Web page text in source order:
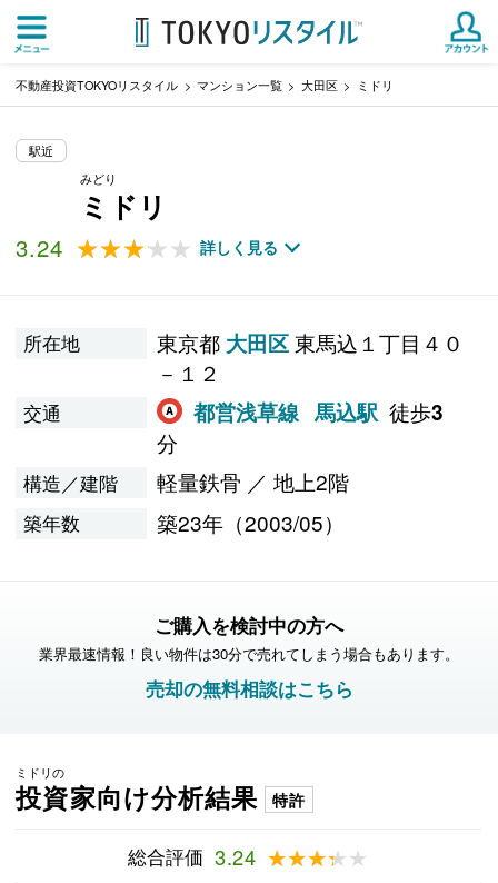
不動産投資TOKYOリスタイル マンション一覧 大田区 ミドリ
駅近
みどり
ミドリ
3.24 ★★★★★
★★★★★ 詳しく見る
所在地 東京都 大田区東馬込１丁目４０
－１２
交通 都営浅草線 馬込駅 徒歩3
分
構造／建階 軽量鉄骨 ／ 地上2階
築年数 築23年（2003/05）
ご購入を検討中の方へ
業界最速情報！良い物件は30分で売れてしまう場合もあります。
売却の無料相談はこちら
ミドリの
投資家向け分析結果 特許
総合評価 3.24 ★★★★★
★★★★★